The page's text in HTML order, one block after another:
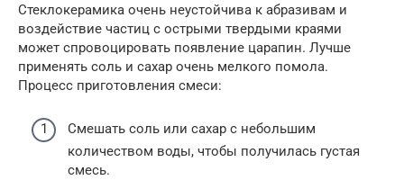
Стеклокерамика очень неустойчива к абразивам и
воздействие частиц с острыми твердыми краями
может спровоцировать появление царапин. Лучше
применять соль и сахар очень мелкого помола.
Процесс приготовления смеси:
Смешать соль или сахар с небольшим
количеством воды, чтобы получилась густая
смесь.